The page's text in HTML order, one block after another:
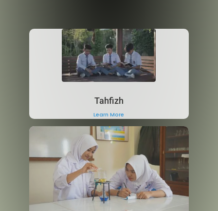
Tahfizh
Learn More